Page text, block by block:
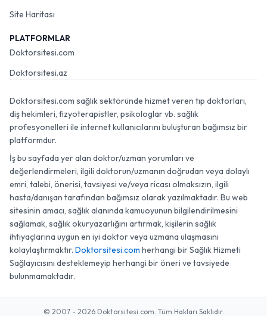
Site Haritası
PLATFORMLAR
Doktorsitesi.com
Doktorsitesi.az
Doktorsitesi.com sağlık sektöründe hizmet veren tıp doktorları,
diş hekimleri, fizyoterapistler, psikologlar vb. sağlık
profesyonelleri ile internet kullanıcılarını buluşturan bağımsız bir
platformdur.
İş bu sayfada yer alan doktor/uzman yorumları ve
değerlendirmeleri, ilgili doktorun/uzmanın doğrudan veya dolaylı
emri, talebi, önerisi, tavsiyesi ve/veya ricası olmaksızın, ilgili
hasta/danışan tarafından bağımsız olarak yazılmaktadır. Bu web
sitesinin amacı, sağlık alanında kamuoyunun bilgilendirilmesini
sağlamak, sağlık okuryazarlığını artırmak, kişilerin sağlık
ihtiyaçlarına uygun en iyi doktor veya uzmana ulaşmasını
kolaylaştırmaktır. Doktorsitesi.com herhangi bir Sağlık Hizmeti
Sağlayıcısını desteklemeyip herhangi bir öneri ve tavsiyede
bulunmamaktadır.
© 2007 - 2026 Doktorsitesi.com. Tüm Hakları Saklıdır.